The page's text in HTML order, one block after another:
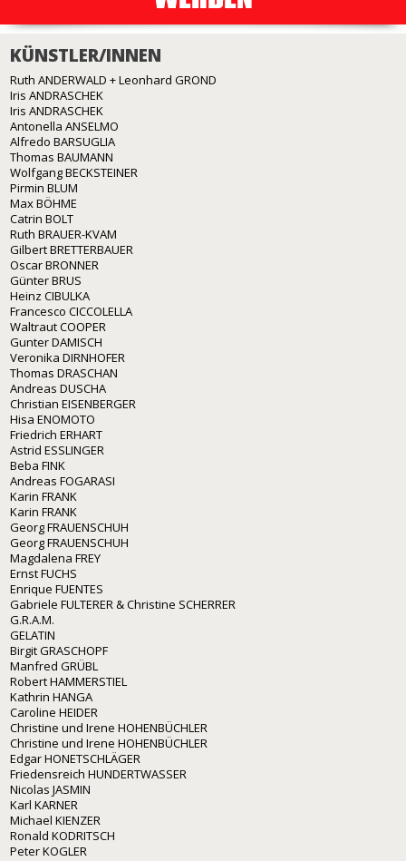
KÜNSTLER/INNEN
Ruth ANDERWALD + Leonhard GROND
Iris ANDRASCHEK
Iris ANDRASCHEK
Antonella ANSELMO
Alfredo BARSUGLIA
Thomas BAUMANN
Wolfgang BECKSTEINER
Pirmin BLUM
Max BÖHME
Catrin BOLT
Ruth BRAUER-KVAM
Gilbert BRETTERBAUER
Oscar BRONNER
Günter BRUS
Heinz CIBULKA
Francesco CICCOLELLA
Waltraut COOPER
Gunter DAMISCH
Veronika DIRNHOFER
Thomas DRASCHAN
Andreas DUSCHA
Christian EISENBERGER
Hisa ENOMOTO
Friedrich ERHART
Astrid ESSLINGER
Beba FINK
Andreas FOGARASI
Karin FRANK
Karin FRANK
Georg FRAUENSCHUH
Georg FRAUENSCHUH
Magdalena FREY
Ernst FUCHS
Enrique FUENTES
Gabriele FULTERER & Christine SCHERRER
G.R.A.M.
GELATIN
Birgit GRASCHOPF
Manfred GRÜBL
Robert HAMMERSTIEL
Kathrin HANGA
Caroline HEIDER
Christine und Irene HOHENBÜCHLER
Christine und Irene HOHENBÜCHLER
Edgar HONETSCHLÄGER
Friedensreich HUNDERTWASSER
Nicolas JASMIN
Karl KARNER
Michael KIENZER
Ronald KODRITSCH
Peter KOGLER